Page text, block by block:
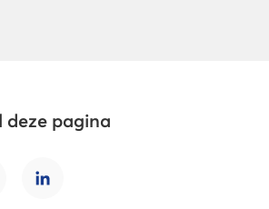
deze pagina
LinkedIn